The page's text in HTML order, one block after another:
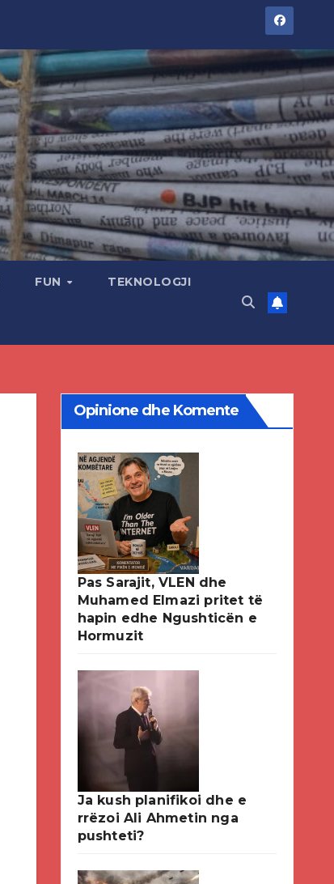
FUN TEKNOLOGJI
Opinione dhe Komente
Pas Sarajit, VLEN dhe
Muhamed Elmazi pritet të
hapin edhe Ngushticën e
Hormuzit
Ja kush planifikoi dhe e
rrëzoi Ali Ahmetin nga
pushteti?